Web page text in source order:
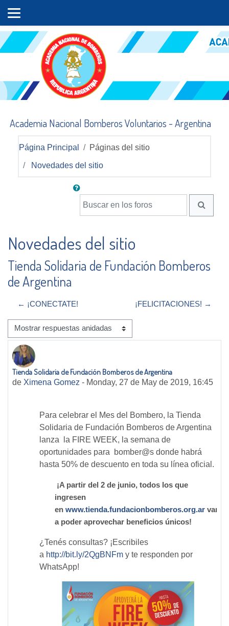
Academia Nacional Bomberos Voluntarios - Argentina
Página Principal Páginas del sitio
Novedades del sitio
Buscar en los foros
Novedades del sitio
Tienda Solidaria de Fundación Bomberos
de Argentina
← ¡CONECTATE! ¡FELICITACIONES! →
Mostrar modo
Tienda Solidaria de Fundación Bomberos de Argentina
de Ximena Gomez - Monday, 27 de May de 2019, 16:45
Número de respuestas: 0
Para celebrar el Mes del Bombero, la Tienda
Solidaria de Fundación Bomberos de Argentina
lanza la FIRE WEEK, la semana de
oportunidades para bomber@s donde habrá
hasta 50% de descuento en toda su línea oficial.
¡A partir del 2 de junio, todos los que
ingresen
en www.tienda.fundacionbomberos.org.ar van
a poder aprovechar beneficios únicos!
¿Tenés consultas? ¡Escribiles
a http://bit.ly/2QgBNFm y te responden por
WhatsApp!